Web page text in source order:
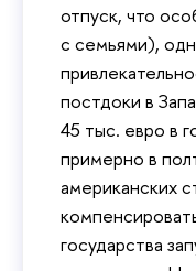
отпуск, что
с семьями),
постдоки в
45 тыс. евро в
примерно в
американских
государства